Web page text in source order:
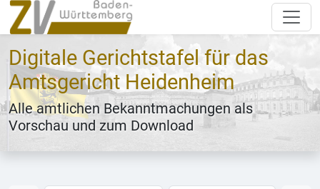
Digitale Gerichtstafel für das
Amtsgericht Heidenheim
Alle amtlichen Bekanntmachungen als
Vorschau und zum Download